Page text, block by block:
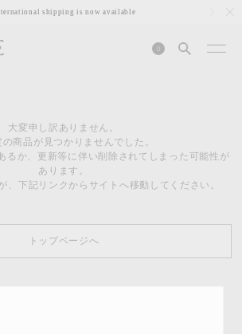
shipping is now available
0
大変申し訳ありません。
の商品が見つかりませんでした。
るか、更新等に伴い削除されてしまった可能性が
あります。
、下記リンクからサイトへ移動してください。
トップページへ